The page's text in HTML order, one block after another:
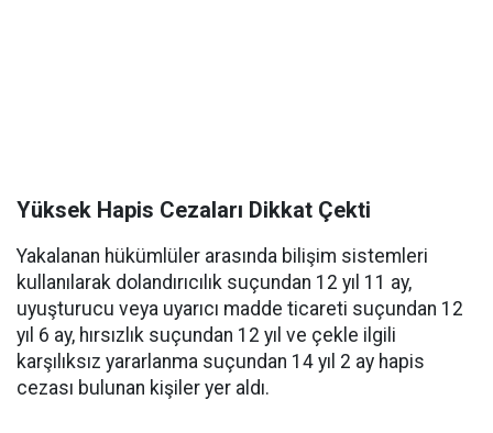
Yüksek Hapis Cezaları Dikkat Çekti
Yakalanan hükümlüler arasında bilişim sistemleri
kullanılarak dolandırıcılık suçundan 12 yıl 11 ay,
uyuşturucu veya uyarıcı madde ticareti suçundan 12
yıl 6 ay, hırsızlık suçundan 12 yıl ve çekle ilgili
karşılıksız yararlanma suçundan 14 yıl 2 ay hapis
cezası bulunan kişiler yer aldı.